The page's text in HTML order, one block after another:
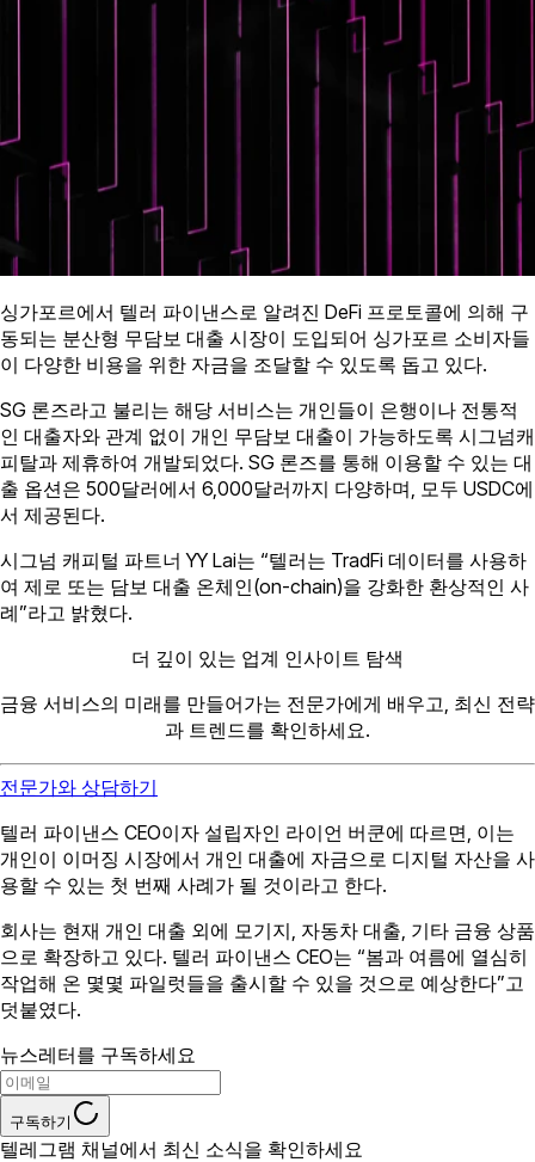
싱가포르에서 텔러 파이낸스로 알려진 DeFi 프로토콜에 의해 구
동되는 분산형 무담보 대출 시장이 도입되어 싱가포르 소비자들
이 다양한 비용을 위한 자금을 조달할 수 있도록 돕고 있다.
SG 론즈라고 불리는 해당 서비스는 개인들이 은행이나 전통적
인 대출자와 관계 없이 개인 무담보 대출이 가능하도록 시그넘캐
피탈과 제휴하여 개발되었다. SG 론즈를 통해 이용할 수 있는 대
출 옵션은 500달러에서 6,000달러까지 다양하며, 모두 USDC에
서 제공된다.
시그넘 캐피털 파트너 YY Lai는 “텔러는 TradFi 데이터를 사용하
여 제로 또는 담보 대출 온체인(on-chain)을 강화한 환상적인 사
례”라고 밝혔다.
더 깊이 있는 업계 인사이트 탐색
금융 서비스의 미래를 만들어가는 전문가에게 배우고, 최신 전략
과 트렌드를 확인하세요.
전문가와 상담하기
텔러 파이낸스 CEO이자 설립자인 라이언 버쿤에 따르면, 이는
개인이 이머징 시장에서 개인 대출에 자금으로 디지털 자산을 사
용할 수 있는 첫 번째 사례가 될 것이라고 한다.
회사는 현재 개인 대출 외에 모기지, 자동차 대출, 기타 금융 상품
으로 확장하고 있다. 텔러 파이낸스 CEO는 “봄과 여름에 열심히
작업해 온 몇몇 파일럿들을 출시할 수 있을 것으로 예상한다”고
덧붙였다.
뉴스레터를 구독하세요
구독하기
텔레그램 채널에서 최신 소식을 확인하세요